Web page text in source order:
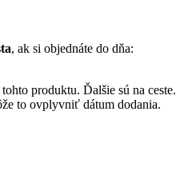
, ak si objednáte do dňa:
produktu. Ďalšie sú na ceste.
to ovplyvniť dátum dodania.